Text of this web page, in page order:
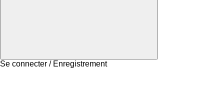
Se connecter / Enregistrement